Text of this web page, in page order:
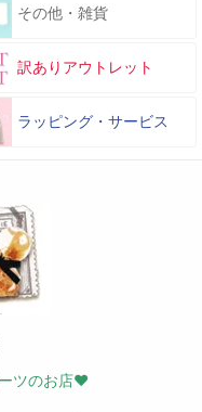
その他・雑貨
訳ありアウトレット
ラッピング・サービス
ツのお店♥